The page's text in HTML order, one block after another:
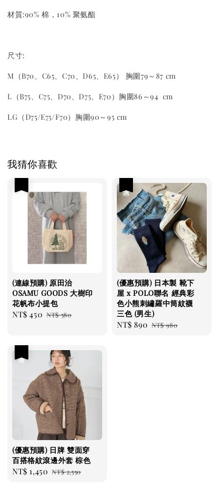
材質:90% 棉，10% 聚氨酯
尺寸:
M（B70、C65、C70、D65、E65） 胸圍79～87 cm
L（B75、C75、D70、D75、E70）胸圍86～94 cm
LG（D75/E75/F70）胸圍90～95 cm
我猜你喜歡
(連線預購) 原田治
OSAMU GOODS 大樹印
花帆布小提包
Sale
NT$ 450 Regular
NT$ 580
(優惠預購) 日本製 靴下
屋 x POLO聯名 經典彩
色小熊刺繡羅中筒紋襪
三色 (男生)
Sale
NT$ 890 Regular
NT$ 980
(優惠預購) 日牌 雙面穿
百搭格紋滾邊外套 棕色
Sale
NT$ 1,450 Regular
NT$ 2,550